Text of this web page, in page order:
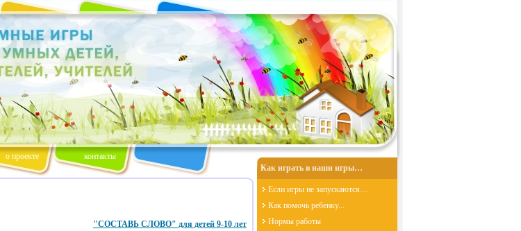
о проекте
контакты
"СОСТАВЬ СЛОВО" для детей 9-10 лет
Как играть в наши игры…
Если игры не запускаются…
Как помочь ребенку...
Нормы работы